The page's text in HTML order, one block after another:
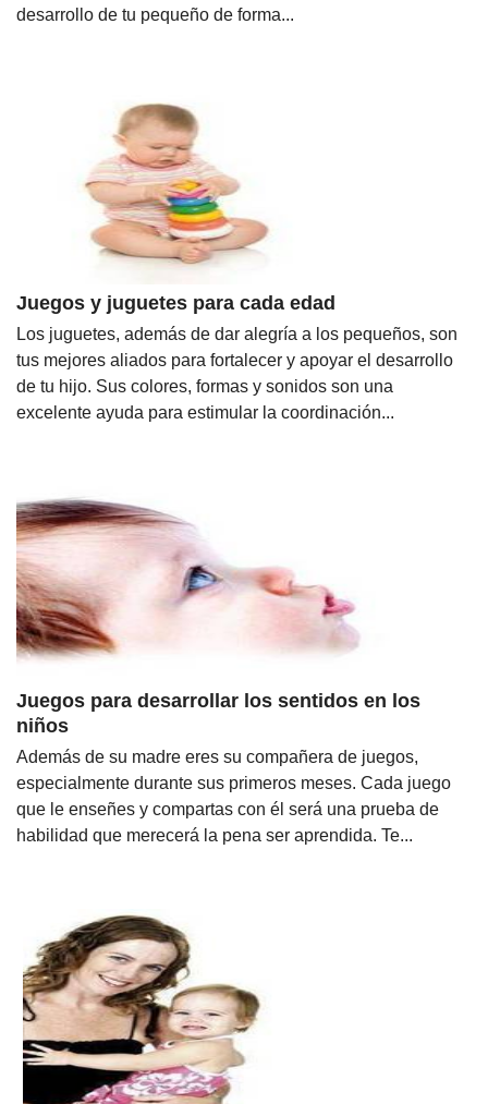
desarrollo de tu pequeño de forma...
Juegos y juguetes para cada edad
Los juguetes, además de dar alegría a los pequeños, son
tus mejores aliados para fortalecer y apoyar el desarrollo
de tu hijo. Sus colores, formas y sonidos son una
excelente ayuda para estimular la coordinación...
Juegos para desarrollar los sentidos en los
niños
Además de su madre eres su compañera de juegos,
especialmente durante sus primeros meses. Cada juego
que le enseñes y compartas con él será una prueba de
habilidad que merecerá la pena ser aprendida. Te...